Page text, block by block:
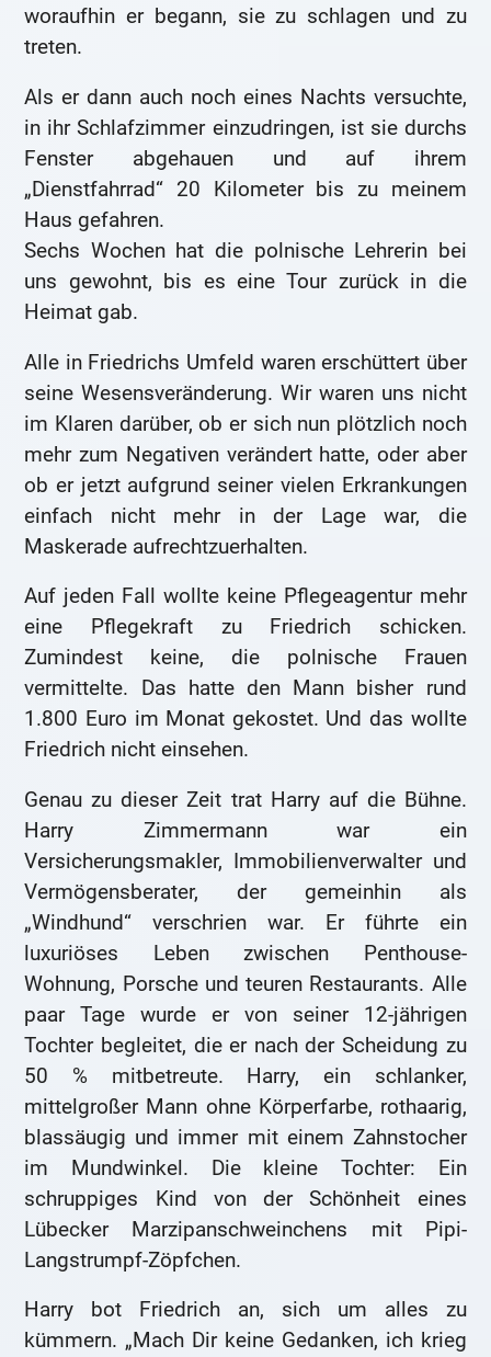
woraufhin er begann, sie zu schlagen und zu
treten.
Als er dann auch noch eines Nachts versuchte,
in ihr Schlafzimmer einzudringen, ist sie durchs
Fenster abgehauen und auf ihrem
„Dienstfahrrad“ 20 Kilometer bis zu meinem
Haus gefahren.
Sechs Wochen hat die polnische Lehrerin bei
uns gewohnt, bis es eine Tour zurück in die
Heimat gab.
Alle in Friedrichs Umfeld waren erschüttert über
seine Wesensveränderung. Wir waren uns nicht
im Klaren darüber, ob er sich nun plötzlich noch
mehr zum Negativen verändert hatte, oder aber
ob er jetzt aufgrund seiner vielen Erkrankungen
einfach nicht mehr in der Lage war, die
Maskerade aufrechtzuerhalten.
Auf jeden Fall wollte keine Pflegeagentur mehr
eine Pflegekraft zu Friedrich schicken.
Zumindest keine, die polnische Frauen
vermittelte. Das hatte den Mann bisher rund
1.800 Euro im Monat gekostet. Und das wollte
Friedrich nicht einsehen.
Genau zu dieser Zeit trat Harry auf die Bühne.
Harry Zimmermann war ein
Versicherungsmakler, Immobilienverwalter und
Vermögensberater, der gemeinhin als
„Windhund“ verschrien war. Er führte ein
luxuriöses Leben zwischen Penthouse-
Wohnung, Porsche und teuren Restaurants. Alle
paar Tage wurde er von seiner 12-jährigen
Tochter begleitet, die er nach der Scheidung zu
50 % mitbetreute. Harry, ein schlanker,
mittelgroßer Mann ohne Körperfarbe, rothaarig,
blassäugig und immer mit einem Zahnstocher
im Mundwinkel. Die kleine Tochter: Ein
schruppiges Kind von der Schönheit eines
Lübecker Marzipanschweinchens mit Pipi-
Langstrumpf-Zöpfchen.
Harry bot Friedrich an, sich um alles zu
kümmern. „Mach Dir keine Gedanken, ich krieg